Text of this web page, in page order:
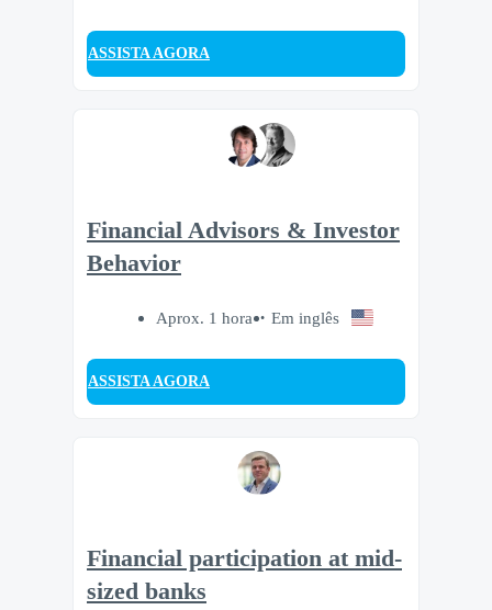
ASSISTA AGORA
Financial Advisors & Investor
Behavior
Aprox. 1 hora Em inglês
ASSISTA AGORA
Financial participation at mid-
sized banks